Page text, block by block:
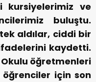
kursiyelerimiz ve
buluştu.
aldılar, ciddi bir
kaydetti.
Okulu öğretmenleri
için son